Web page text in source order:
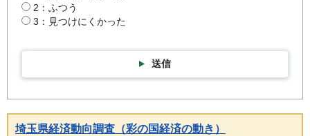
2：ふつう
3：見つけにくかった
送信
埼玉県経済動向調査（彩の国経済の動き）